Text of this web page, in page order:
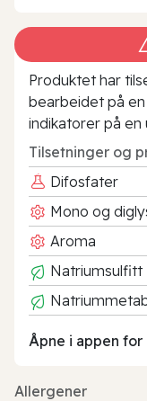
Produktet har
bearbeidet på
indikatorer på
Tilsetninger og
Difosfater
Mono og
Aroma
Natriumsulfitt
Åpne i appen for
Allergener